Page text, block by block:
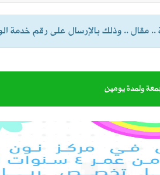
.. وذلك بالإرسال على رقم خدمة الواتساب